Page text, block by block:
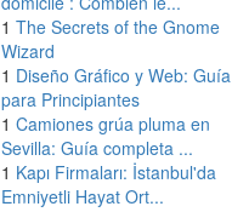
1 The Secrets of the Gnome
Wizard
1 Diseño Gráfico y Web: Guía
para Principiantes
1 Camiones grúa pluma en
Sevilla: Guía completa ...
1 Kapı Firmaları: İstanbul'da
Emniyetli Hayat Ort...